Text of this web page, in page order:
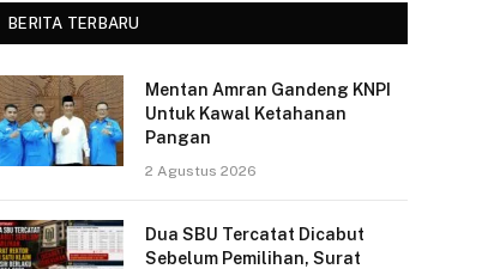
BERITA TERBARU
Mentan Amran Gandeng KNPI
Untuk Kawal Ketahanan
Pangan
2 Agustus 2026
Dua SBU Tercatat Dicabut
Sebelum Pemilihan, Surat